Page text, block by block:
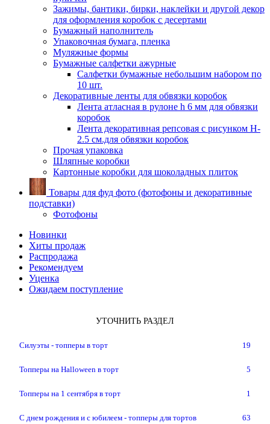
Зажимы, бантики, бирки, наклейки и другой декор
для оформления коробок с десертами
Бумажный наполнитель
Упаковочная бумага, пленка
Муляжные формы
Бумажные салфетки ажурные
Салфетки бумажные небольшим набором по
10 шт.
Декоративные ленты для обвязки коробок
Лента атласная в рулоне h 6 мм для обвязки
коробок
Лента декоративная репсовая с рисунком H-
2.5 см.для обвязки коробок
Прочая упаковка
Шляпные коробки
Картонные коробки для шоколадных плиток
Товары для фуд фото (фотофоны и декоративные
подставки)
Фотофоны
Новинки
Хиты продаж
Распродажа
Рекомендуем
Уценка
Ожидаем поступление
УТОЧНИТЬ РАЗДЕЛ
Силуэты - топперы в торт 19
Топперы на Halloween в торт 5
Топперы на 1 сентября в торт 1
С днем рождения и с юбилеем - топперы для тортов 63